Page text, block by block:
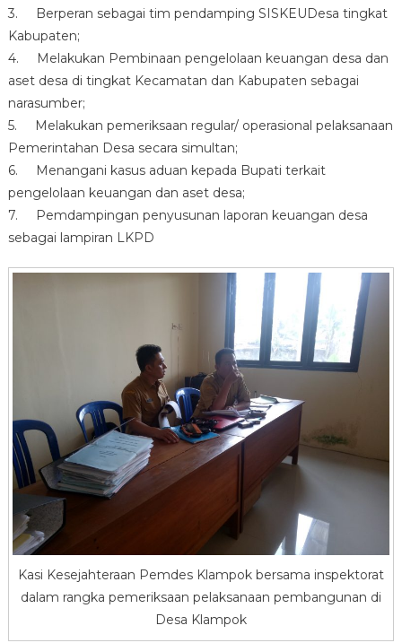
3. Berperan sebagai tim pendamping SISKEUDesa tingkat
Kabupaten;
4. Melakukan Pembinaan pengelolaan keuangan desa dan
aset desa di tingkat Kecamatan dan Kabupaten sebagai
narasumber;
5. Melakukan pemeriksaan regular/ operasional pelaksanaan
Pemerintahan Desa secara simultan;
6. Menangani kasus aduan kepada Bupati terkait
pengelolaan keuangan dan aset desa;
7. Pemdampingan penyusunan laporan keuangan desa
sebagai lampiran LKPD
Kasi Kesejahteraan Pemdes Klampok bersama inspektorat
dalam rangka pemeriksaan pelaksanaan pembangunan di
Desa Klampok